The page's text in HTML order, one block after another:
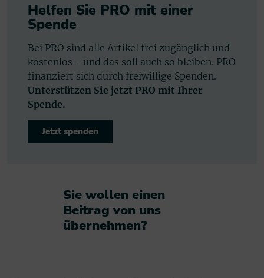
Helfen Sie PRO mit einer
Spende
Bei PRO sind alle Artikel frei zugänglich und
kostenlos - und das soll auch so bleiben. PRO
finanziert sich durch freiwillige Spenden.
Unterstützen Sie jetzt PRO mit Ihrer
Spende.
Jetzt spenden
Sie wollen einen
Beitrag von uns
übernehmen?​